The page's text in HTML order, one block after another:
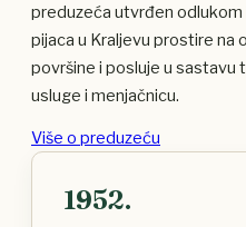
preduzeća utvrđen odlukom
pijaca u Kraljevu prostire na
površine i posluje u sastavu
usluge i menjačnicu.
Više o preduzeću
1952.